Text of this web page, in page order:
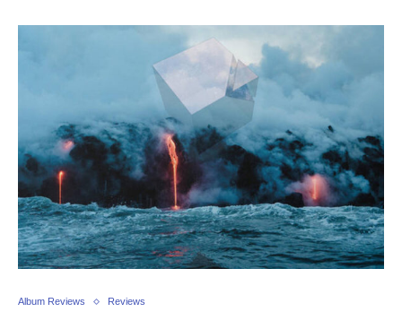
Album Reviews Reviews